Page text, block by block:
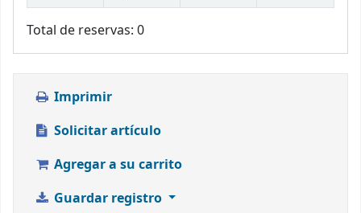
Total de reservas: 0
Imprimir
Solicitar artículo
Agregar a su carrito
Guardar registro